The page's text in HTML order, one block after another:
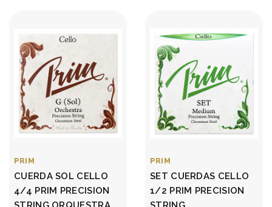
PRIM
CUERDA SOL CELLO
4/4 PRIM PRECISION
PRIM
SET CUERDAS CELLO
1/2 PRIM PRECISION